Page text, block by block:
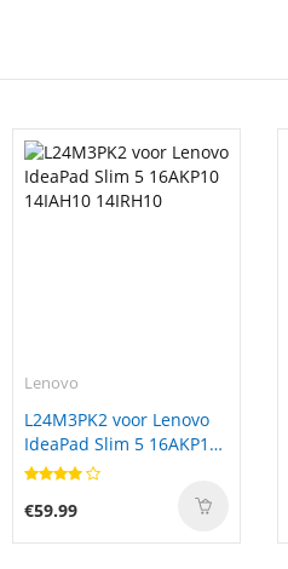
Lenovo
L24M3PK2 voor Lenovo
IdeaPad Slim 5 16AKP10
14IAH10 14IRH10
€59.99